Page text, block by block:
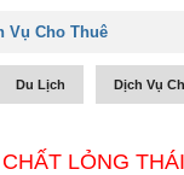
Vụ Cho Thuê
Du Lịch Dịch Vụ
LỎNG